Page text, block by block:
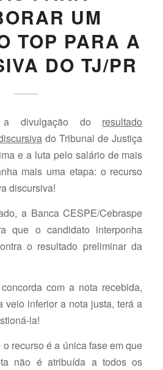
UM
TOP PARA A
DO TJ/PR
a divulgação do resultado
do Tribunal de Justiça
e a luta pelo salário de mais
mais uma etapa: o recurso
discursiva!
a Banca CESPE/Cebraspe
que o candidato interponha
o resultado preliminar da
com a nota recebida,
veio inferior a nota justa, terá a
la!
recurso é a única fase em que
não é atribuída a todos os